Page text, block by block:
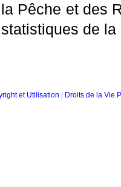
la Pêche et des
statistiques de la
et Utilisation
Droits de la Vie